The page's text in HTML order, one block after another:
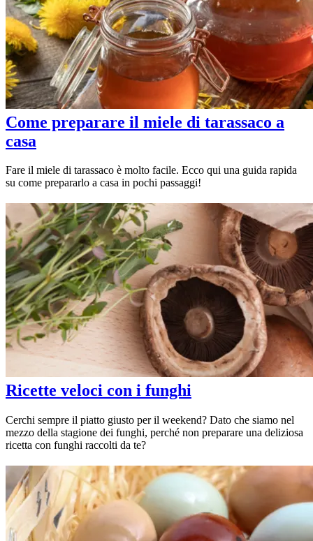
Come preparare il miele di tarassaco a
casa
Fare il miele di tarassaco è molto facile. Ecco qui una guida rapida
su come prepararlo a casa in pochi passaggi!
Ricette veloci con i funghi
Cerchi sempre il piatto giusto per il weekend? Dato che siamo nel
mezzo della stagione dei funghi, perché non preparare una deliziosa
ricetta con funghi raccolti da te?